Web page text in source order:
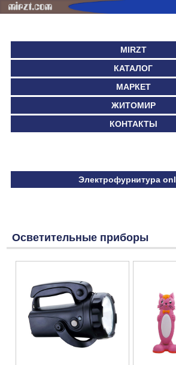
MIRZT
КАТАЛОГ
МАРКЕТ
ЖИТОМИР
КОНТАКТЫ
Электрофурнитура
Осветительные приборы